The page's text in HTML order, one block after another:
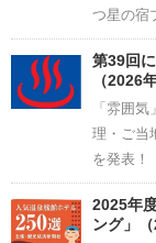
つ星の宿
第39回
（2026
「雰囲
理・ご当
を発表！
2025年
ング」